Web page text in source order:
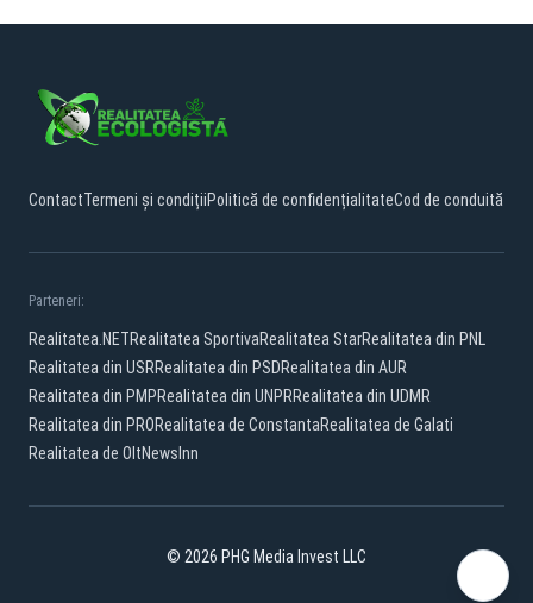
ContactTermeni și condițiiPolitică de confidențialitateCod de conduită
Parteneri:
Realitatea.NETRealitatea SportivaRealitatea StarRealitatea din PNL
Realitatea din USRRealitatea din PSDRealitatea din AUR
Realitatea din PMPRealitatea din UNPRRealitatea din UDMR
Realitatea din PRORealitatea de ConstantaRealitatea de Galati
Realitatea de OltNewsInn
© 2026 PHG Media Invest LLC